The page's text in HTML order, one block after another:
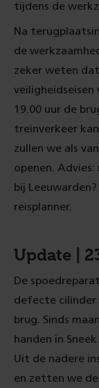
tijdens de
Na
de
zeker weten
veiligheidseisen
19.00 uur de
treinverkeer
zullen we als
openen.
bij
reisplanner.
Update |
De
defecte cilinder
brug. Sinds
handen in
Uit de nadere
en zetten we